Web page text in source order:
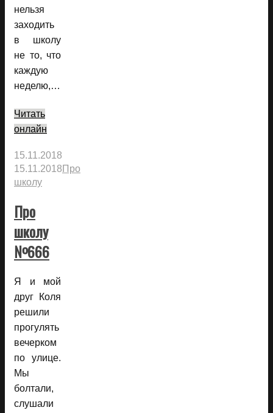
нельзя
заходить
в школу
не то, что
каждую
неделю,…
Читать
онлайн
15.11.2018
15.11.2018 Про
школу
Про
школу
№666
Я и мой
друг Коля
решили
прогулять
вечерком
по улице.
Мы
болтали,
слушали